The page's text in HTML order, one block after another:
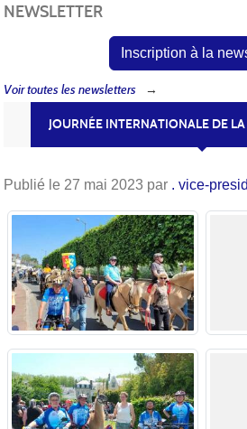
JOURNÉE INTERNATIONALE DE
Publié le 27 mai 2023 par . vice-
NEWSLETTER
Inscription à la
Voir toutes les newsletters